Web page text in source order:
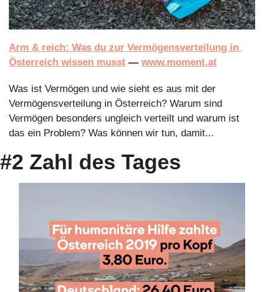
Arm & reich: Was du zur Vermögensverteilung in
Österreich wissen musst — www.moment.at
Was ist Vermögen und wie sieht es aus mit der
Vermögensverteilung in Österreich? Warum sind
Vermögen besonders ungleich verteilt und warum ist
das ein Problem? Was können wir tun, damit...
#2 Zahl des Tages